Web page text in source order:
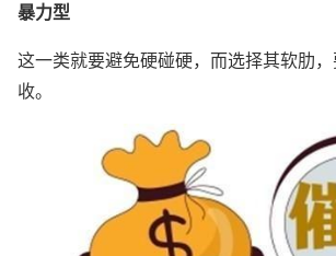
暴力型
这一类就要避免硬碰硬，而选择其软肋
收。